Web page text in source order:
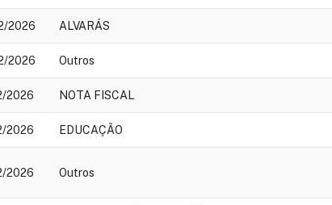
2026 ALVARÁS
2026 Outros
2026 NOTA FISCAL
2026 EDUCAÇÃO
2026 Outros